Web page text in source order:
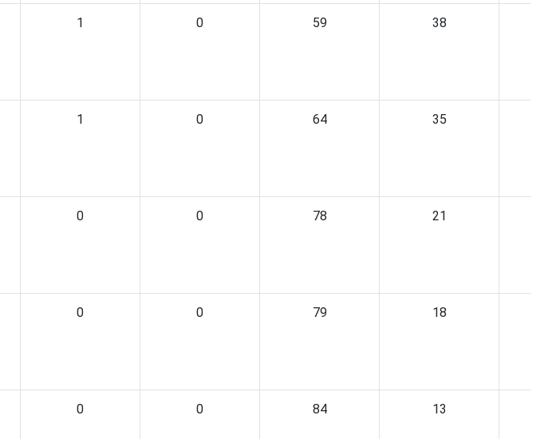
1 0 59 38
1 0 64 35
0 0 78 21
0 0 79 18
0 0 84 13